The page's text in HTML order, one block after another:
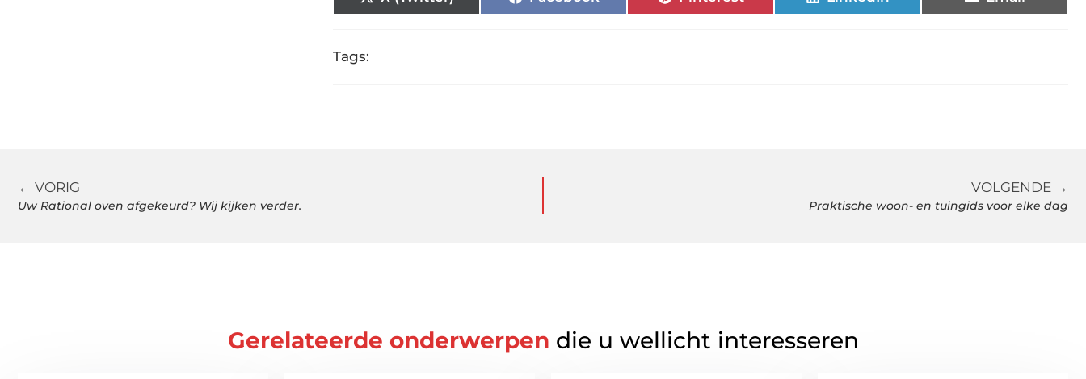
Tags:
← VORIG
Uw Rational oven afgekeurd? Wij kijken verder.
VOLGENDE →
Praktische woon- en tuingids voor elke dag
Gerelateerde onderwerpen die u wellicht interesseren